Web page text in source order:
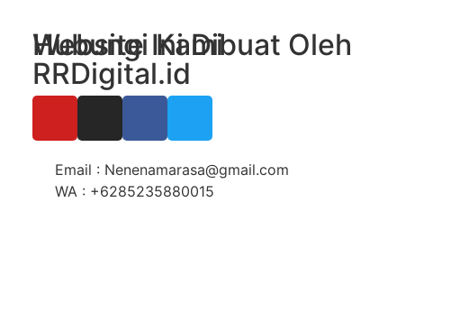
Hubungi Kami
Email : Nenenamarasa@gmail.com
WA : +6285235880015
Website Ini Dibuat Oleh
RRDigital.id